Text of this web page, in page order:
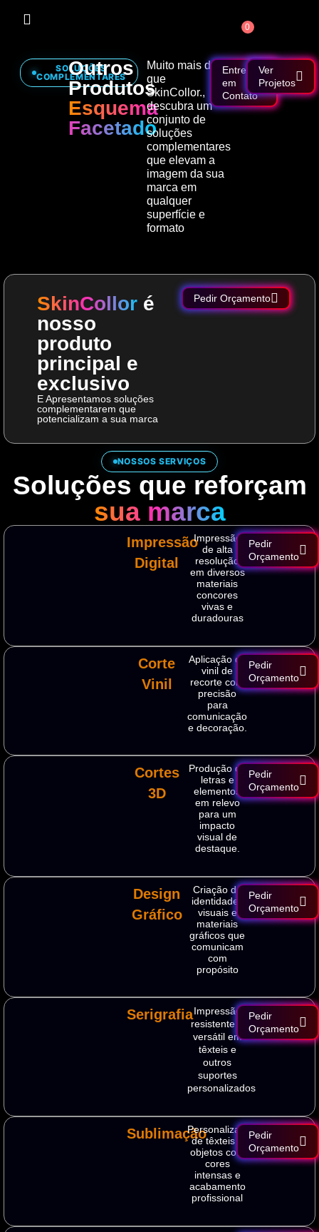
0
SOLUÇÕES
COMPLEMENTARES
Outros
Produtos
Esquema
Facetado
Muito mais do
que
SkinCollor.,
descubra um
conjunto de
soluções
complementares
que elevam a
imagem da sua
marca em
qualquer
superfície e
formato
Entre
em
Contato
Ver
Projetos
SkinCollor é
nosso
produto
principal e
exclusivo
E Apresentamos soluções
complementarem que
potencializam a sua marca
Pedir Orçamento
NOSSOS SERVIÇOS
Soluções que reforçam
sua marca
Impressão
Digital
Impressão
de alta
resolução
em diversos
materiais
concores
vivas e
duradouras
Pedir
Orçamento
Corte
Vinil
Aplicação de
vinil de
recorte com
precisão
para
comunicação
e decoração.
Pedir
Orçamento
Cortes
3D
Produção de
letras e
elementos
em relevo
para um
impacto
visual de
destaque.
Pedir
Orçamento
Design
Gráfico
Criação de
identidades
visuais e
materiais
gráficos que
comunicam
com
propósito
Pedir
Orçamento
SerigrafiaImpressão
resistente e
versátil em
têxteis e
outros
suportes
personalizados
Pedir
Orçamento
SublimaçãoPersonalização
de têxteis e
objetos com
cores
intensas e
acabamento
profissional
Pedir
Orçamento